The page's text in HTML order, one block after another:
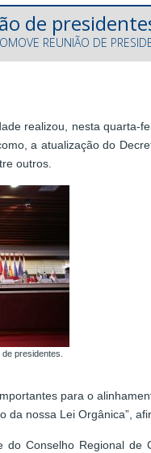
de
REUNIÃO DE
realizou, nesta quarta-
a atualização do
outros.
presidentes.
para o
da nossa Lei Orgânica”,
do Conselho Regional